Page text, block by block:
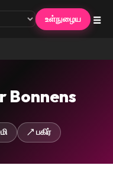
உள்நுழைய ☰
Bonnens
↗ பகிர்